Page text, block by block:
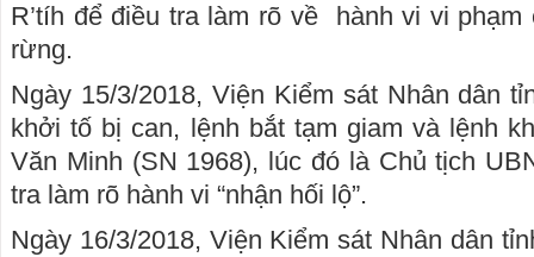
R’tíh để điều tra làm rõ về hành vi vi
rừng.
Ngày 15/3/2018, Viện Kiểm sát Nhân dân
khởi tố bị can, lệnh bắt tạm giam và lệnh
Văn Minh (SN 1968), lúc đó là Chủ tịch
tra làm rõ hành vi “nhận hối lộ”.
Ngày 16/3/2018, Viện Kiểm sát Nhân dân